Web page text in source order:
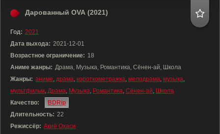
Дарованный OVA (2021)
Год: 2021
Дата выхода: 2021-12-01
Возрастное ограничение: 18
Аниме жанры: Драма, Музыка, Романтика, Сёнен-ай, Школа
Жанры: аниме, драма, короткометражка, мелодрама, музыка,
мультфильм, Драма, Музыка, Романтика, Сёнен-ай, Школа
Качество:
BDRip
Длительность: 22
Режиссёр: Акиё Охаси